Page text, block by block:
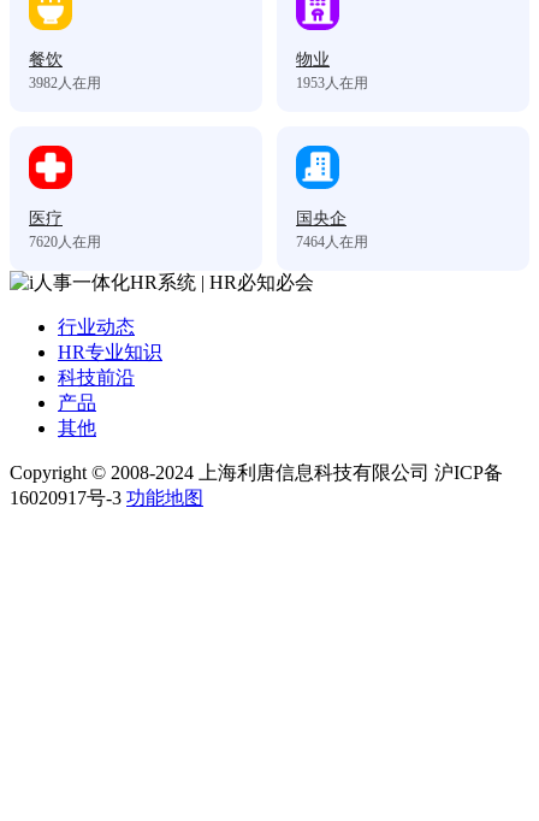
餐饮
3982 人在用
物业
1953 人在用
医疗
7620 人在用
国央企
7464 人在用
行业动态
HR专业知识
科技前沿
产品
其他
Copyright © 2008-2024 上海利唐信息科技有限公司 沪ICP备
16020917号-3 功能地图